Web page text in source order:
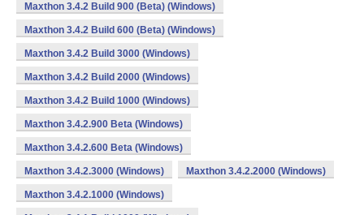
Maxthon 3.4.2 Build 900 (Beta) (Windows)
Maxthon 3.4.2 Build 600 (Beta) (Windows)
Maxthon 3.4.2 Build 3000 (Windows)
Maxthon 3.4.2 Build 2000 (Windows)
Maxthon 3.4.2 Build 1000 (Windows)
Maxthon 3.4.2.900 Beta (Windows)
Maxthon 3.4.2.600 Beta (Windows)
Maxthon 3.4.2.3000 (Windows) Maxthon 3.4.2.2000 (Windows)
Maxthon 3.4.2.1000 (Windows)